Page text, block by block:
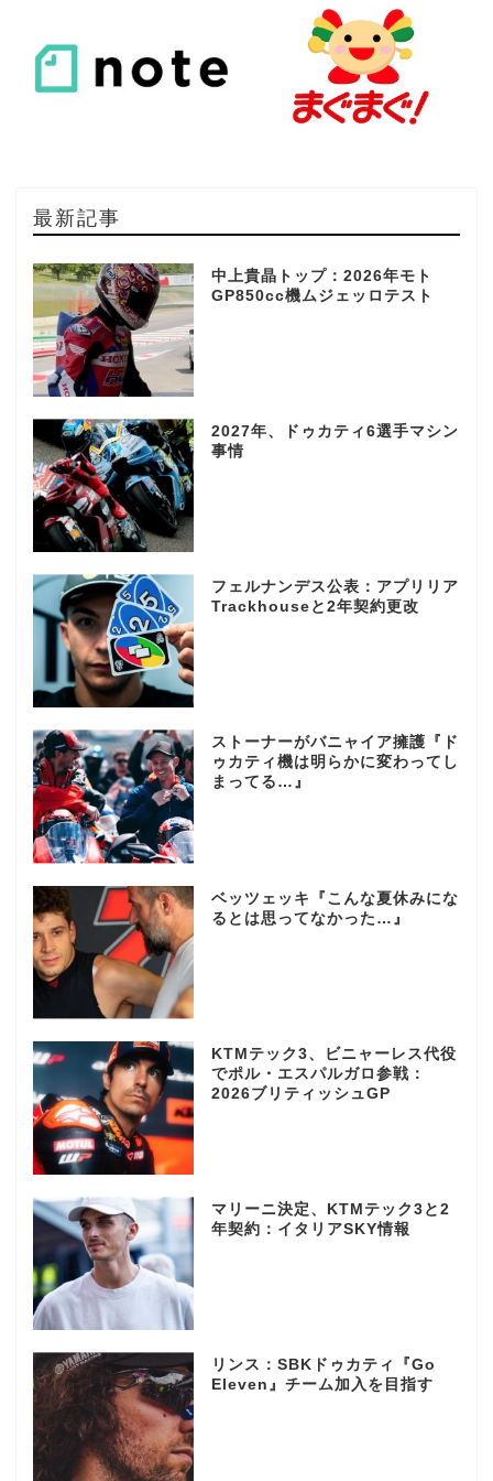
最新記事
中上貴晶トップ：2026年モト
GP850cc機ムジェッロテスト
2027年、ドゥカティ6選手マシン
事情
フェルナンデス公表：アプリリア
Trackhouseと2年契約更改
ストーナーがバニャイア擁護『ド
ゥカティ機は明らかに変わってし
まってる…』
ベッツェッキ『こんな夏休みにな
るとは思ってなかった…』
KTMテック3、ビニャーレス代役
でポル・エスパルガロ参戦：
2026ブリティッシュGP
マリーニ決定、KTMテック3と2
年契約：イタリアSKY情報
リンス：SBKドゥカティ『Go
Eleven』チーム加入を目指す